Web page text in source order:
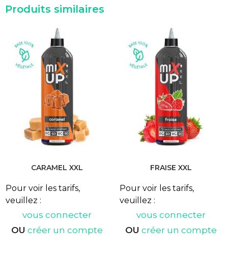
Produits similaires
CARAMEL XXL
Pour voir les tarifs,
veuillez :
vous connecter
OU créer un compte
FRAISE XXL
Pour voir les tarifs,
veuillez :
vous connecter
OU créer un compte